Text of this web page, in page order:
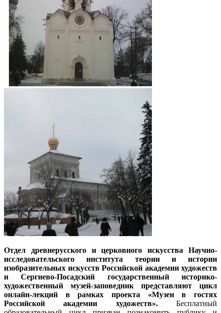
Отдел древнерусского и церковного искусства Научно-
исследовательского института теории и истории
изобразительных искусств Российской академии художеств
и Сергиево-Посадский государственный историко-
художественный музей-заповедник представляют цикл
онлайн-лекций в рамках проекта «Музеи в гостях
Российской академии художеств». Бесплатный